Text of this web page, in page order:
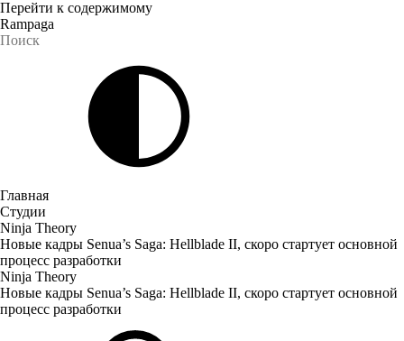
Перейти к содержимому
Rampaga
Главная
Студии
Ninja Theory
Новые кадры Senua’s Saga: Hellblade II, скоро стартует основной
процесс разработки
Ninja Theory
Новые кадры Senua’s Saga: Hellblade II, скоро стартует основной
процесс разработки